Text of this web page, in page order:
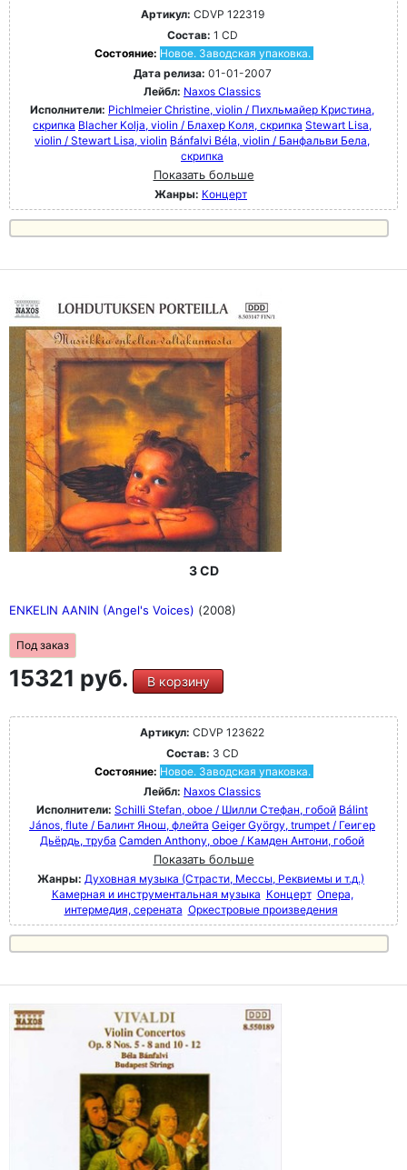
Артикул: CDVP 122319
Состав: 1 CD
Состояние: Новое. Заводская упаковка.
Дата релиза: 01-01-2007
Лейбл: Naxos Classics
Исполнители: Pichlmeier Christine, violin / Пихльмайер Кристина,
скрипка Blacher Kolja, violin / Блахер Коля, скрипка Stewart Lisa,
violin / Stewart Lisa, violin Bánfalvi Béla, violin / Банфальви Бела,
скрипка
Показать больше
Жанры: Концерт
3 CD
ENKELIN AANIN (Angel's Voices) (2008)
Под заказ
15321 руб. В корзину
Артикул: CDVP 123622
Состав: 3 CD
Состояние: Новое. Заводская упаковка.
Лейбл: Naxos Classics
Исполнители: Schilli Stefan, oboe / Шилли Стефан, гобой Bálint
János, flute / Балинт Янош, флейта Geiger György, trumpet / Геигер
Дьёрдь, труба Camden Anthony, oboe / Камден Антони, гобой
Показать больше
Жанры: Духовная музыка (Страсти, Мессы, Реквиемы и т.д.)
Камерная и инструментальная музыка Концерт Опера,
интермедия, серената Оркестровые произведения